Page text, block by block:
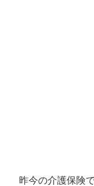
昨今の介護保険